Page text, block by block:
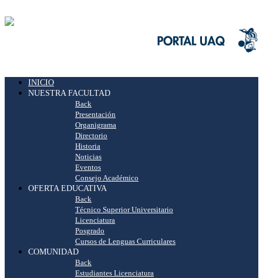
INICIO
NUESTRA FACULTAD
Back
Presentación
Organigrama
Directorio
Historia
Noticias
Eventos
Consejo Académico
OFERTA EDUCATIVA
Back
Técnico Superior Universitario
Licenciatura
Posgrado
Cursos de Lenguas Curriculares
COMUNIDAD
Back
Estudiantes Licenciatura